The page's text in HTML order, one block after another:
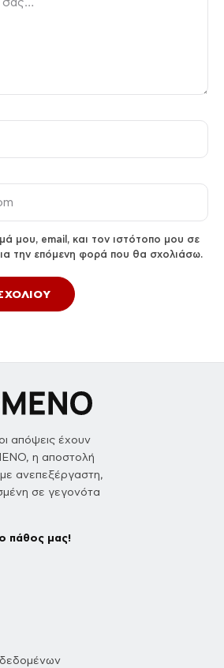
μου, email, και τον ιστότοπο μου σε
την επόμενη φορά που θα σχολιάσω.
απόψεις έχουν
η αποστολή
ανεπεξέργαστη,
σε γεγονότα
πάθος μας!
δεδομένων